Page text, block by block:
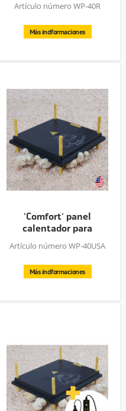
Artículo número WP-40R
Más indformaciones
'Comfort' panel
calentador para
pollitos,...
Artículo número WP-40USA
Más indformaciones